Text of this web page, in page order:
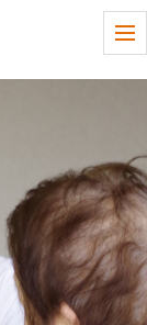
t
o
v
i
g
a
t
i
o
n